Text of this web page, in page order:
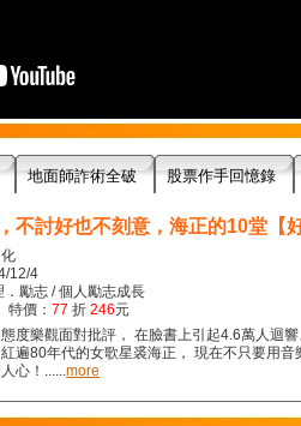
地面師詐術全破 股票作手回憶錄
不討好也不刻意，海正的10堂【
12/4
．勵志 / 個人勵志成長
特價： 77 折 246元
度樂觀面對批評， 在臉書上引起4.6萬人迴
遍80年代的女歌星裘海正， 現在不只要用音
心！......more